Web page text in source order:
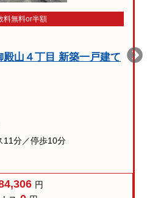
料無料or半額
山４丁目 新築一戸建て
11分／停歩10分
円